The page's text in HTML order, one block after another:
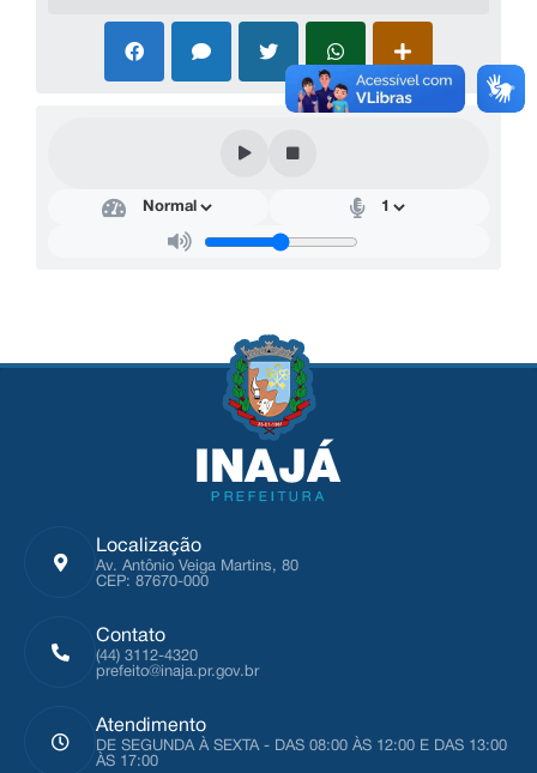
Localização
Av. Antônio Veiga Martins, 80
CEP: 87670-000
Contato
(44) 3112-4320
prefeito@inaja.pr.gov.br
Atendimento
DE SEGUNDA À SEXTA - DAS 08:00 ÀS 12:00 E DAS 13:00
ÀS 17:00